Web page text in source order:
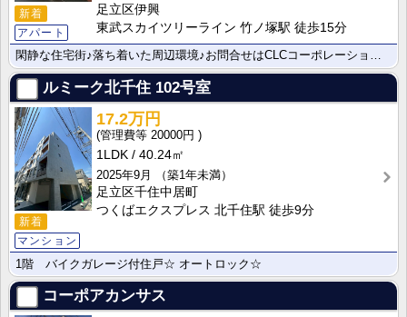
新着
アパート
足立区伊興
東武スカイツリーライン 竹ノ塚駅 徒歩15分
閑静な住宅街♪落ち着いた周辺環境♪お問合せはCLCコーポレーションまで！
ルミーク北千住 102号室
新着
マンション
17.2万円
20000円
1LDK
40.24㎡
2025年9月
（築1年未満）
足立区千住中居町
つくばエクスプレス 北千住駅 徒歩9分
1階 バイクガレージ付住戸☆ オートロック☆
コーポアカンサス